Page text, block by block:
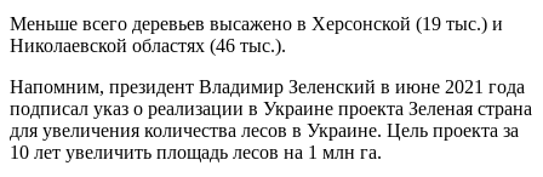
Меньше всего деревьев высажено в Херсонской (19 тыс.) и
Николаевской областях (46 тыс.).
Напомним, президент Владимир Зеленский в июне 2021 года
подписал указ о реализации в Украине проекта Зеленая страна
для увеличения количества лесов в Украине. Цель проекта за
10 лет увеличить площадь лесов на 1 млн га.